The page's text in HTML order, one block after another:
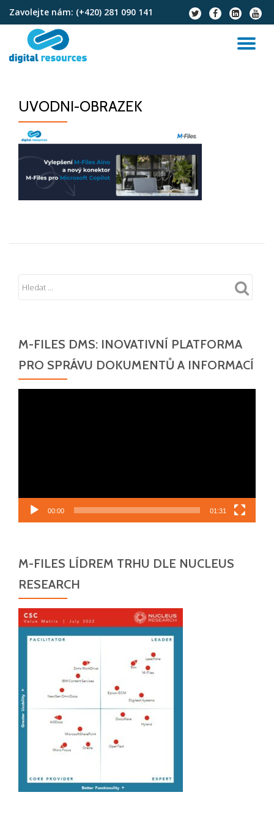
Přeskočit
obsah
Zavolejte nám: (+420) 281 090 141
fa-
twitter
fa-
facebook
fa-
linkedin-
square
fa-
UVODNI-OBRAZEK
M-FILES DMS: INOVATIVNÍ PLATFORMA
PRO SPRÁVU DOKUMENTŮ A INFORMACÍ
00:00 01:31
M-FILES LÍDREM TRHU DLE NUCLEUS
RESEARCH